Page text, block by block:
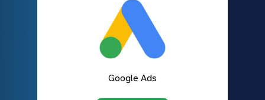
Google Ads